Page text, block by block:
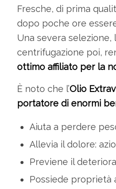
Fresche, di prima
dopo poche ore
Una severa selezione,
centrifugazione poi,
ottimo affiliato per la
È noto che l’Olio
portatore di enormi
Aiuta a perdere
Allevia il dolore:
Previene il
Possiede proprietà